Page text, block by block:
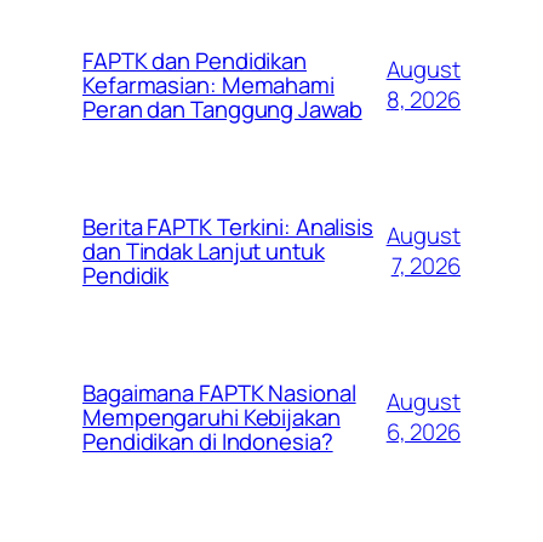
FAPTK dan Pendidikan
Kefarmasian: Memahami
Peran dan Tanggung Jawab
August
8, 2026
Berita FAPTK Terkini: Analisis
dan Tindak Lanjut untuk
Pendidik
August
7, 2026
Bagaimana FAPTK Nasional
Mempengaruhi Kebijakan
Pendidikan di Indonesia?
August
6, 2026